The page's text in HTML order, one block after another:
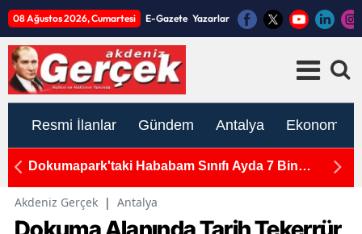
08 Ağustos 2026, Cumartesi E-Gazete Yazarlar
Resmi İlanlar Gündem Antalya Ekonomi
Antalya Sahil Güvenlik Grup Komutanı Yarbay Tolga
Akdeniz Gerçek | Antalya